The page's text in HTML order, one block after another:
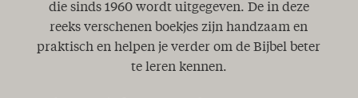
die sinds 1960 wordt uitgegeven. De in deze
reeks verschenen boekjes zijn handzaam en
praktisch en helpen je verder om de Bijbel beter
te leren kennen.